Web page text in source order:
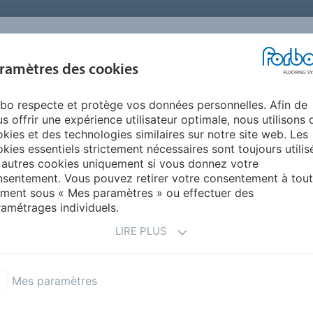
FRANCE
BLOG &
REALISATIONS
FAQ AIDE
photos NINO children's furniture collection
collection
des cookies
respecte et protège vos données personnelles. Afin de
offrir une expérience utilisateur optimale, nous utilisons
et des technologies similaires sur notre site web. Les
essentiels strictement nécessaires sont toujours
cookies uniquement si vous donnez votre
Vous pouvez retirer votre consentement à tout
sous « Mes paramètres » ou effectuer des
individuels.
LIRE PLUS
Mes paramètres